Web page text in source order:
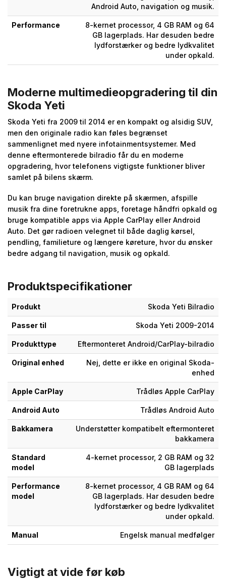
Android Auto, navigation og musik.
Performance
8-kernet processor, 4 GB RAM og 64
GB lagerplads. Har desuden bedre
lydforstærker og bedre lydkvalitet
under opkald.
Moderne multimedieopgradering til din
Skoda Yeti
Skoda Yeti fra 2009 til 2014 er en kompakt og alsidig SUV,
men den originale radio kan føles begrænset
sammenlignet med nyere infotainmentsystemer. Med
denne eftermonterede bilradio får du en moderne
opgradering, hvor telefonens vigtigste funktioner bliver
samlet på bilens skærm.
Du kan bruge navigation direkte på skærmen, afspille
musik fra dine foretrukne apps, foretage håndfri opkald og
bruge kompatible apps via Apple CarPlay eller Android
Auto. Det gør radioen velegnet til både daglig kørsel,
pendling, familieture og længere køreture, hvor du ønsker
bedre adgang til navigation, musik og opkald.
Produktspecifikationer
Produkt Skoda Yeti Bilradio
Passer til Skoda Yeti 2009-2014
Produkttype Eftermonteret Android/CarPlay-bilradio
Original enhed
Nej, dette er ikke en original Skoda-
enhed
Apple CarPlay Trådløs Apple CarPlay
Android Auto Trådløs Android Auto
Bakkamera
Understøtter kompatibelt eftermonteret
bakkamera
Standard
model
4-kernet processor, 2 GB RAM og 32
GB lagerplads
Performance
model
8-kernet processor, 4 GB RAM og 64
GB lagerplads. Har desuden bedre
lydforstærker og bedre lydkvalitet
under opkald.
Manual Engelsk manual medfølger
Vigtigt at vide før køb